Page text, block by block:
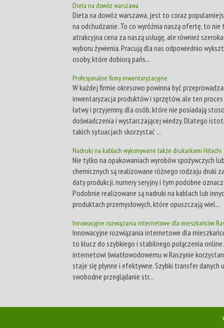
Dieta na dowóz warszawa
Dieta na dowóz warszawa, jest to coraz
na odchudzanie. To co wyróżnia naszą ofertę, to nie
atrakcyjna cena za naszą usługę, ale również
wyboru żywienia. Pracują dla nas odpowiednio
osoby, które dobiorą pańs...
Profesjonalne firmy inwentaryzacyjne
W każdej firmie okresowo powinna być
inwentaryzacja produktów i sprzętów, ale ten
łatwy i przyjemny, dla osób, które nie posiadają
doświadczenia i wystarczającej wiedzy. Dlatego
takich sytuacjach skorzystać ...
Nadruki na kablach wykonywane także drukarkami Hitachi
Nie tylko na opakowaniach wyrobów spożywczych
chemicznych są realizowane różnego rodzaju druki
daty produkcji, numery seryjny i tym podobne
Podobnie realizowane są nadruki na kablach lub
produktach przemysłowych, które opuszczają wiel...
Innowacyjne rozwiązania internetowe dla mieszkańców
Innowacyjne rozwiązania internetowe dla
to klucz do szybkiego i stabilnego połączenia
internetowi światłowodowemu w Raszynie
staje się płynne i efektywne. Szybki transfer danych
swobodne przeglądanie str...